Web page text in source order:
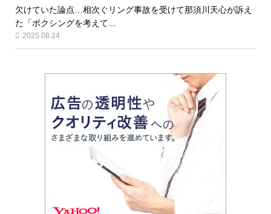
欠けていた論点…相次ぐリング事故を受けて那須川天心が訴え
た「ボクシングを考えて...
2025.08.24